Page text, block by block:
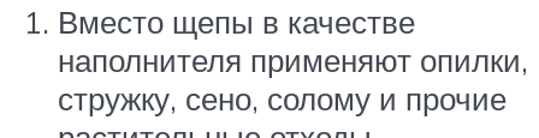
Вместо щепы в качестве
наполнителя применяют опилки,
стружку, сено, солому и прочие